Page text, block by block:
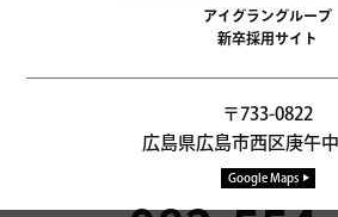
アイグラングループ
新卒採用サイト
〒733-0822
広島県広島市西区庚午
Google Maps